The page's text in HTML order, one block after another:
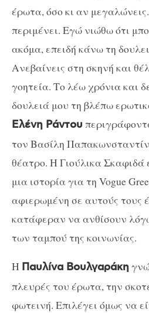
έρωτα, όσο κι αν
περιμένει. Εγώ νιώθω ότι
ακόμα, επειδή κάνω τη
Ανεβαίνεις στη σκηνή και
γοητεία. Το λέω χρόνια και
δουλειά μου τη βλέπω
Ελένη Ράντου
τον Βασίλη
θέατρο. Η Γιούλικα Σκαφιδά
μια ιστορία για τη Vogue
αφιερωμένη σε αυτούς τους
κατάφεραν να ανθίσουν
των ταμπού της κοινωνίας.
Η Παυλίνα Βουλγαράκη
πλευρές του έρωτα, την
φωτεινή. Επιλέγει όμως να